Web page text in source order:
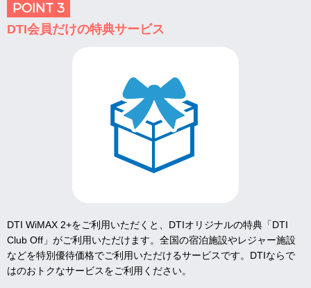
POINT 3
DTI会員だけの特典サービス
DTI WiMAX 2+をご利用いただくと、DTIオリジナルの特典「DTI
Club Off」がご利用いただけます。全国の宿泊施設やレジャー施設
などを特別優待価格でご利用いただけるサービスです。DTIならで
はのおトクなサービスをご利用ください。